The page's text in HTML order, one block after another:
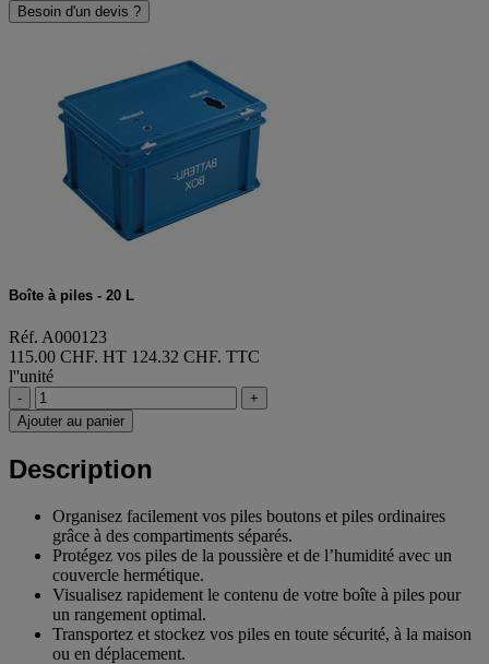
Besoin d'un devis ?
Boîte à piles - 20 L
Réf. A000123
115.00 CHF. HT 124.32 CHF. TTC
l''unité
-
+
Ajouter au panier
Description
Organisez facilement vos piles boutons et piles ordinaires
grâce à des compartiments séparés.
Protégez vos piles de la poussière et de l’humidité avec un
couvercle hermétique.
Visualisez rapidement le contenu de votre boîte à piles pour
un rangement optimal.
Transportez et stockez vos piles en toute sécurité, à la maison
ou en déplacement.